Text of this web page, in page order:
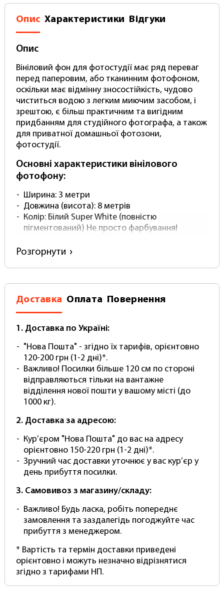
Опис Характеристики Відгуки
Опис
Вініловий фон для фотостудії має ряд переваг
перед паперовим, або тканинним фотофоном,
оскільки має відмінну зносостійкість, чудово
чиститься водою з легким миючим засобом, і
зрештою, є більш практичним та вигідним
придбанням для студійного фотографа, а також
для приватної домашньої фотозони,
фотостудії.
Основні характеристики вінілового
фотофону:
Ширина: 3 метри
Довжина (висота): 8 метрів
Колір: Білий Super White (повністю
пігментований) Не просто фарбування!
щільність: 500 (зверніть увагу у справжнього
Товщина: близько 0.5 мм.
Поверхня: Матова з покриттям антивідблиску
Постачається в Рулоні
Закріплений на алюмінієвій гільзі-перекладині
В комплекті йде Міцний тубус для
Легко чистити – просто протріть вологою
губкою
НЕ меніться! Безшовний! Без складок!
Комплектація:
Алюмінієва поперечка (міцна основа для
(Зверніть увагу! Кріплення та тримачі купуються
окремо.)
Цей продукт Photoproof йде в Максимальній
комплектації, що дозволяє встановити білий
ворота, перекладину або настінне кріплення.
Фотофон готовий до встановлення на настінне
укомплектований стандартною алюмінієвою
основою для намотування (скручування та
розкручування) в рулон за допомогою
ланцюжка. У нас можна замовити та купити
Розгорнути
Доставка Оплата Повернення
1. Доставка по Україні:
"Нова Пошта" - згідно їх тарифів, орієнтовно
120-200 грн (1-2 дні)*.
Важливо! Посилки більше 120 см по стороні
відправляються тільки на вантажне
відділення нової пошти у вашому місті (до
1000 кг).
2. Доставка за адресою:
Кур’єром "Нова Пошта" до вас на адресу
орієнтовно 150-220 грн (1-2 дні)*.
Зручний час доставки уточнює у вас кур’єр у
день прибуття посилки.
3. Самовивоз з магазину/складу:
Важливо! Будь ласка, робіть попереднє
замовлення та заздалегідь погоджуйте час
прибуття з менеджером.
* Вартість та термін доставки приведені
орієнтовно і можуть незначно відрізнятися
згідно з тарифами НП.